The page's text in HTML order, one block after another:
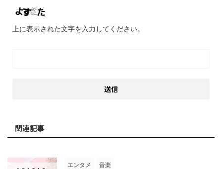
上に表示された文字を入力してください。
関連記事
エンタメ 音楽